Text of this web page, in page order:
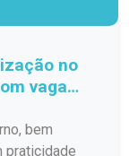
no
vaga
bem
praticidade